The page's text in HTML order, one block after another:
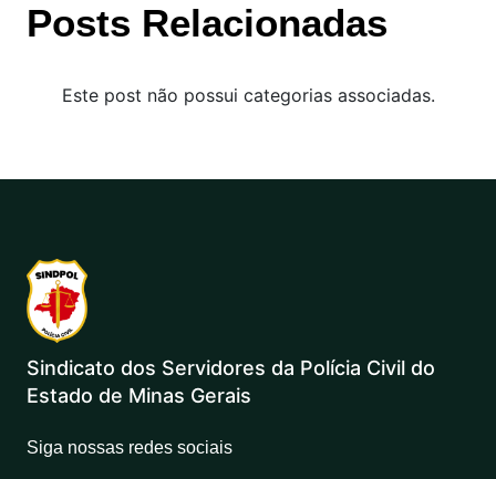
Posts Relacionadas
Este post não possui categorias associadas.
Sindicato dos Servidores da Polícia Civil do
Estado de Minas Gerais
Siga nossas redes sociais